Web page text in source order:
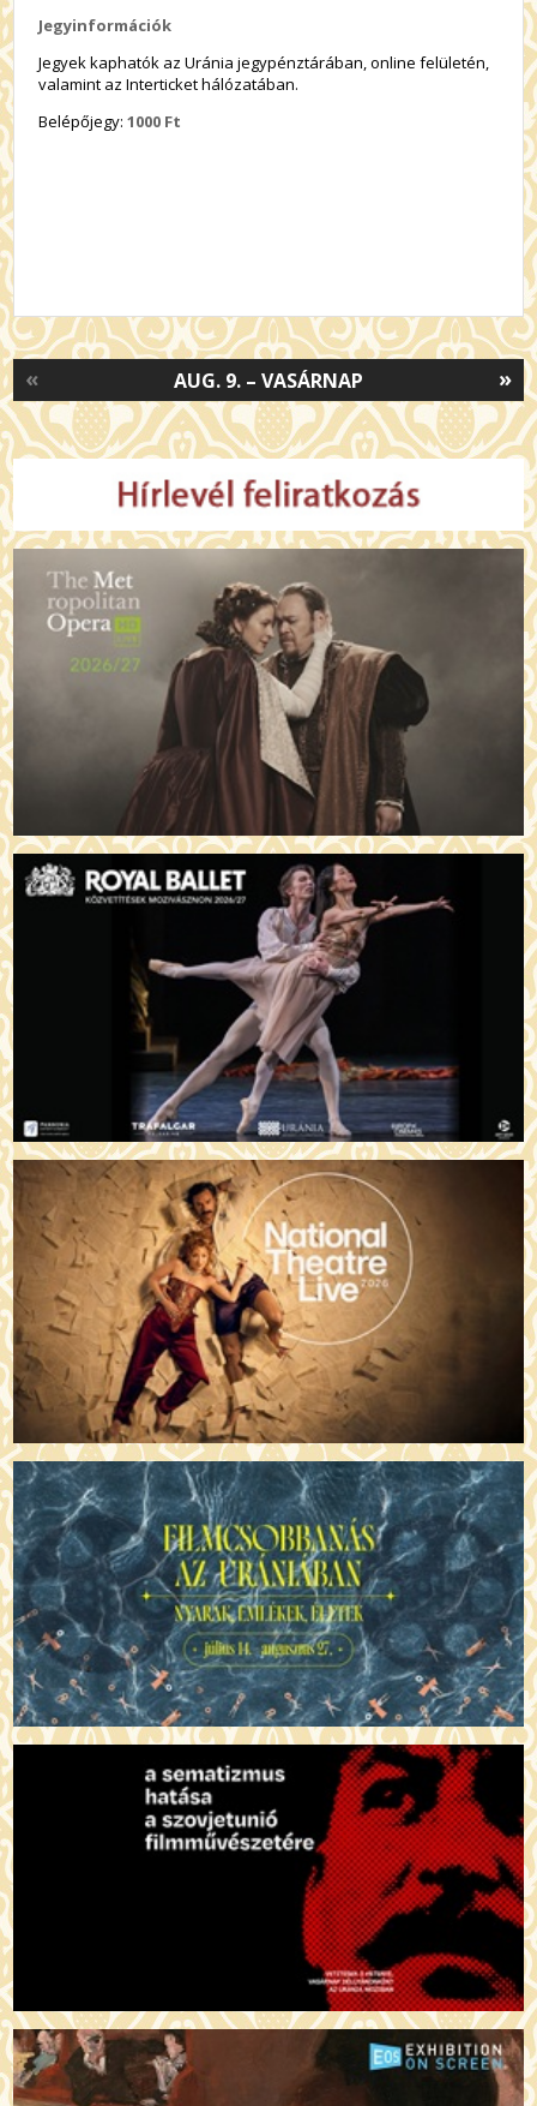
Jegyinformációk
Jegyek kaphatók az Uránia jegypénztárában, online felületén,
valamint az Interticket hálózatában.
Belépőjegy:1000 Ft
»
AUG. 9. – VASÁRNAP
«